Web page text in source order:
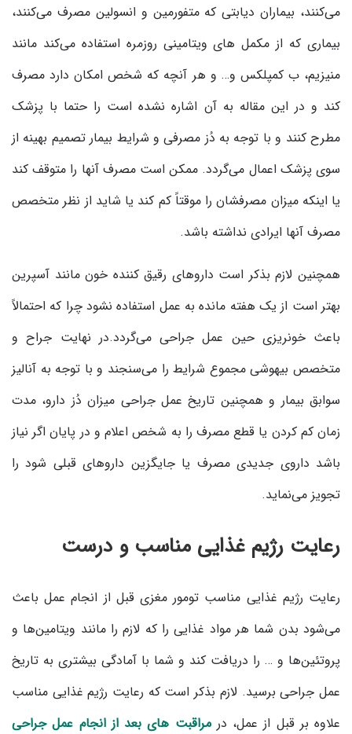
می‌کنند، بیماران دیابتی که متفورمین و انسولین مصرف می‌کنند،
بیماری که از مکمل های ویتامینی روزمره استفاده می‌کند مانند
منیزیم، ب کمپلکس و… و هر آنچه که شخص امکان دارد مصرف
کند و در این مقاله به آن اشاره نشده است را حتما با پزشک
مطرح کنند و با توجه به دُز مصرفی و شرایط بیمار تصمیم بهینه از
سوی پزشک اعمال می‌گردد. ممکن است مصرف آنها را متوقف کند
یا اینکه میزان مصرفشان را موقتاً کم کند یا شاید از نظر متخصص
مصرف آنها ایرادی نداشته باشد.
همچنین لازم بذکر است داروهای رقیق کننده خون مانند آسپرین
بهتر است از یک هفته مانده به عمل استفاده نشود چرا که احتمالاً
باعث خونریزی حین عمل جراحی می‌گردد.در نهایت جراح و
متخصص بیهوشی مجموع شرایط را می‌سنجند و با توجه به آنالیز
سوابق بیمار و همچنین تاریخ عمل جراحی میزان دُز دارو، مدت
زمان کم کردن یا قطع مصرف را به شخص اعلام و در پایان اگر نیاز
باشد داروی جدیدی مصرف یا جایگزین داروهای قبلی شود را
تجویز می‌نماید.
رعایت رژیم غذایی مناسب و درست
رعایت رژیم غذایی مناسب تومور مغزی قبل از انجام عمل باعث
می‌شود بدن شما هر مواد غذایی را که لازم را مانند ویتامین‌ها و
پروتئین‌ها و … را دریافت کند و شما با آمادگی بیشتری به تاریخ
عمل جراحی برسید. لازم بذکر است که رعایت رژیم غذایی مناسب
علاوه بر قبل از عمل، درمراقبت های بعد از انجام عمل جراحی